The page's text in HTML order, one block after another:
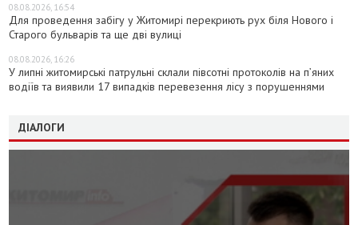
08.08.2026, 16:54
Для проведення забігу у Житомирі перекриють рух біля Нового і
Старого бульварів та ще дві вулиці
08.08.2026, 16:26
У липні житомирські патрульні склали півсотні протоколів на пʼяних
водіїв та виявили 17 випадків перевезення лісу з порушеннями
ДІАЛОГИ